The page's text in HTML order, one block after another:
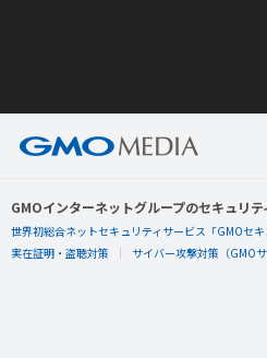
GMOインターネットグループのセキュリ
世界初総合ネットセキュリティサービス「GMOセキ
実在証明・盗聴対策
サイバー攻撃対策（GMO